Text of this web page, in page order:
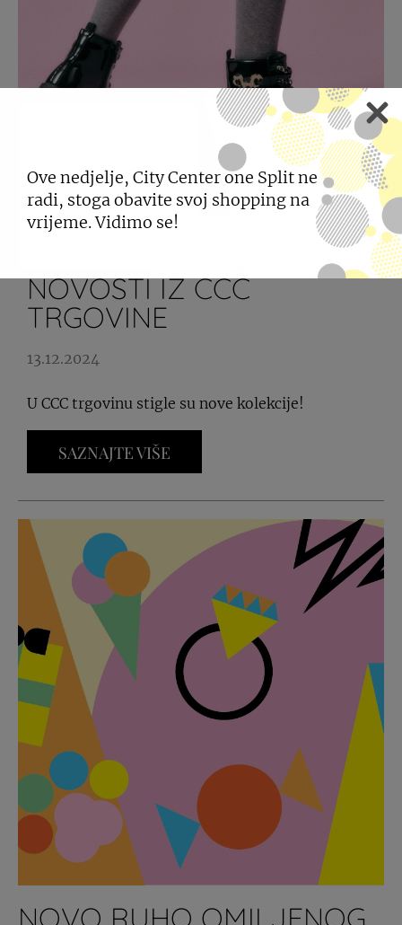
NOVOSTI IZ CCC
TRGOVINE
13.12.2024
U CCC trgovinu stigle su nove kolekcije!
SAZNAJTE VIŠE
NOVO RUHO OMILJENOG
Ove nedjelje, City Center one Split ne
radi, stoga obavite svoj shopping na
vrijeme. Vidimo se!